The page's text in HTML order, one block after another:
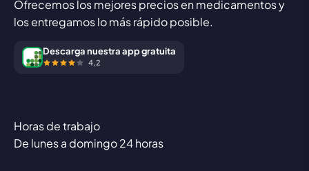
Ofrecemos los mejores precios en medicamentos y
los entregamos lo más rápido posible.
Descarga nuestra app gratuita
4,2
Horas de trabajo
De lunes a domingo 24 horas